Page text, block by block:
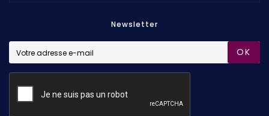
Newsletter
OK